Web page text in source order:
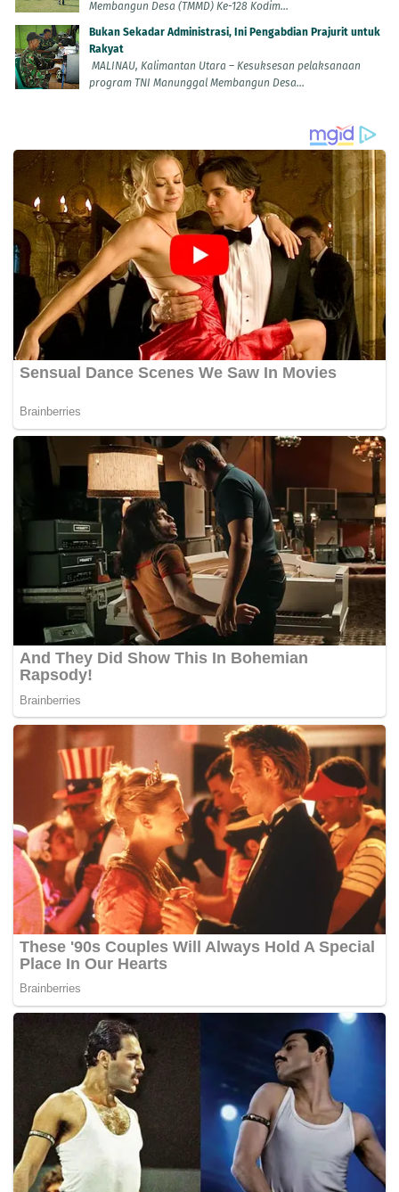
Membangun Desa (TMMD) Ke-128 Kodim...
Bukan Sekadar Administrasi, Ini Pengabdian Prajurit untuk
Rakyat
MALINAU, Kalimantan Utara – Kesuksesan pelaksanaan
program TNI Manunggal Membangun Desa...